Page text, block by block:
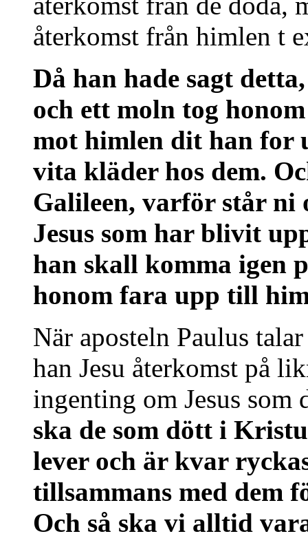
återkomst från himlen t
Då han hade sagt
och ett moln tog
mot himlen dit han for
vita kläder hos dem.
Galileen, varför står ni
Jesus som har blivit
han skall komma igen
honom fara upp till
När aposteln Paulus
han Jesu återkomst på
ingenting om Jesus
ska de som dött i
lever och är kvar
tillsammans med dem
Och så ska vi alltid